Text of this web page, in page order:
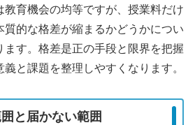
教育機会の均等ですが、授業料だけ
質的な格差が縮まるかどうかについ
ます。格差是正の手段と限界を把握
と課題を整理しやすくなります。
と届かない範囲